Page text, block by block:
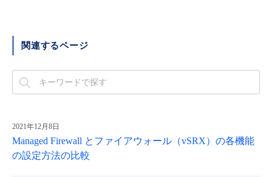
関連するページ
2021年12月8日
Managed Firewall とファイアウォール（vSRX）の各機能
の設定方法の比較